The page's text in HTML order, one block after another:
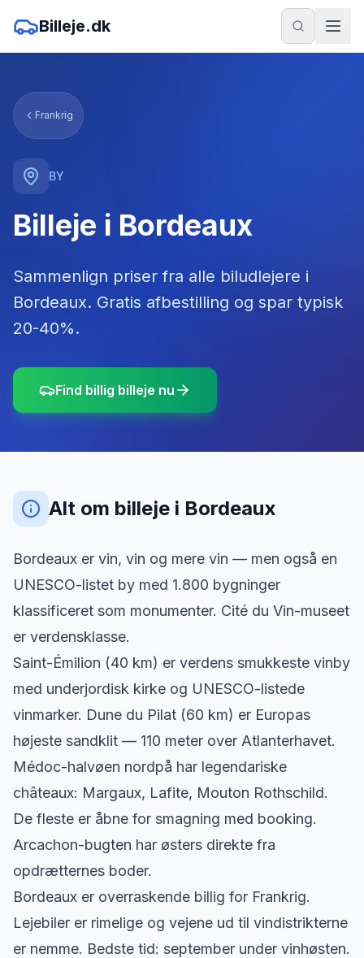
Billeje.dk
Frankrig
BY
Billeje i Bordeaux
Sammenlign priser fra alle biludlejere i
Bordeaux. Gratis afbestilling og spar typisk
20-40%.
Find billig billeje nu
Alt om billeje i Bordeaux
Bordeaux er vin, vin og mere vin — men også en
UNESCO-listet by med 1.800 bygninger
klassificeret som monumenter. Cité du Vin-museet
er verdensklasse.
Saint-Émilion (40 km) er verdens smukkeste vinby
med underjordisk kirke og UNESCO-listede
vinmarker. Dune du Pilat (60 km) er Europas
højeste sandklit — 110 meter over Atlanterhavet.
Médoc-halvøen nordpå har legendariske
châteaux: Margaux, Lafite, Mouton Rothschild.
De fleste er åbne for smagning med booking.
Arcachon-bugten har østers direkte fra
opdrætternes boder.
Bordeaux er overraskende billig for Frankrig.
Lejebiler er rimelige og vejene ud til vindistrikterne
er nemme. Bedste tid: september under vinhøsten.